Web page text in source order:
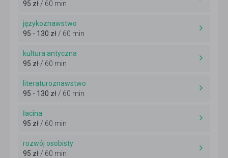
95 zł / 60 min
językoznawstwo
95 - 130 zł / 60 min
kultura antyczna
95 zł / 60 min
literaturoznawstwo
95 - 130 zł / 60 min
łacina
95 zł / 60 min
rozwój osobisty
95 zł / 60 min